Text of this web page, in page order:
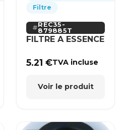
Filtre
REC35-
879885T
FILTRE A ESSENCE
5.21€TVA incluse
Voir le produit